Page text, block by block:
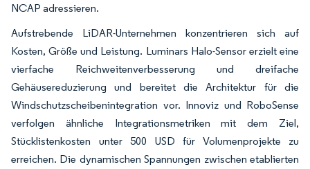
NCAP adressieren.
Aufstrebende LiDAR-Unternehmen konzentrieren sich auf
Kosten, Größe und Leistung. Luminars Halo-Sensor erzielt eine
vierfache Reichweitenverbesserung und dreifache
Gehäusereduzierung und bereitet die Architektur für die
Windschutzscheibenintegration vor. Innoviz und RoboSense
verfolgen ähnliche Integrationsmetriken mit dem Ziel,
Stücklistenkosten unter 500 USD für Volumenprojekte zu
erreichen. Die dynamischen Spannungen zwischen etablierten